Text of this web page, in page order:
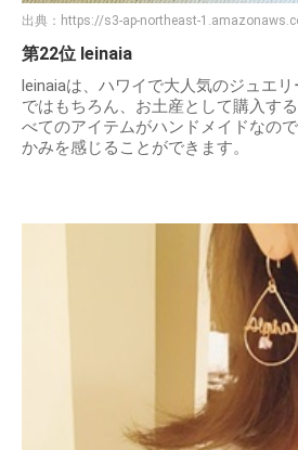
出典： https://s3-ap-northeast-
第22位 leinaia
leinaiaは、ハワイで大人気のジュエ
ではもちろん、お土産として購入す
べてのアイテムがハンドメイドなの
かみを感じることができます。